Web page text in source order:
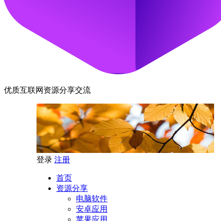
优质互联网资源分享交流
登录 注册
首页
资源分享
电脑软件
安卓应用
苹果应用